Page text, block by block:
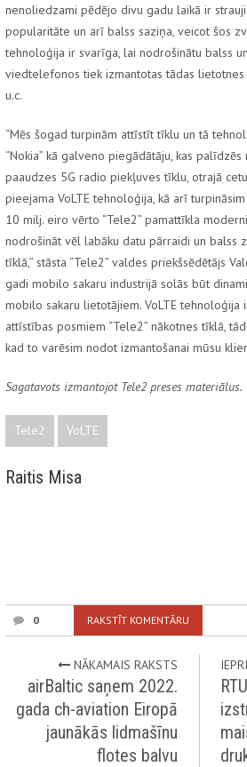
nenoliedzami pēdējo divu gadu laikā ir
popularitāte un arī balss saziņa, veicot šos
tehnoloģija ir svarīga, lai nodrošinātu balss
viedtelefonos tiek izmantotas tādas lietotnes
u.c.
“Mēs šogad turpinām attīstīt tīklu un tā
“Nokia” kā galveno piegādātāju, kas palīdzēs
paaudzes 5G radio piekļuves tīklu, otrajā
pieejama VoLTE tehnoloģija, kā arī
10 milj. eiro vērto “Tele2” pamattīkla
nodrošināt vēl labāku datu pārraidi un balss
tīklā,” stāsta “Tele2” valdes priekšsēdētājs
gadi mobilo sakaru industrijā solās būt
mobilo sakaru lietotājiem. VoLTE tehnoloģija
attīstības posmiem “Tele2” nākotnes tīklā,
kad to varēsim nodot izmantošanai mūsu
Sagatavots izmantojot Tele2 preses materiālus.
Tele2 VoLTE
Raitis Misa
0 RAKSTĪT KOMENTĀRU
NĀKAMAIS RAKSTS
airBaltic saņem 2022.
gada ch-aviation Eiropā
jaunākās lidmašīnu
flotes balvu